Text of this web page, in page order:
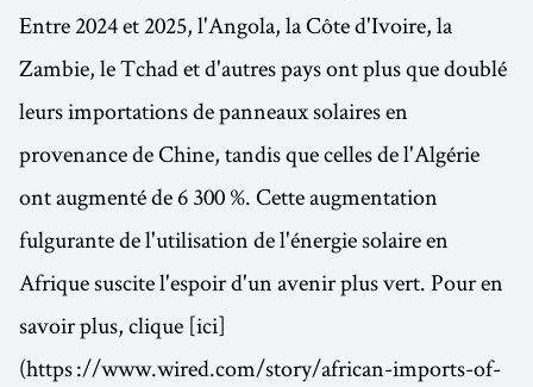
Entre 2024 et 2025, l'Angola, la Côte d'Ivoire, la
Zambie, le Tchad et d'autres pays ont plus que doublé
leurs importations de panneaux solaires en
provenance de Chine, tandis que celles de l'Algérie
ont augmenté de 6 300 %. Cette augmentation
fulgurante de l'utilisation de l'énergie solaire en
Afrique suscite l'espoir d'un avenir plus vert. Pour en
savoir plus, clique [ici]
(https ://www.wired.com/story/african-imports-of-